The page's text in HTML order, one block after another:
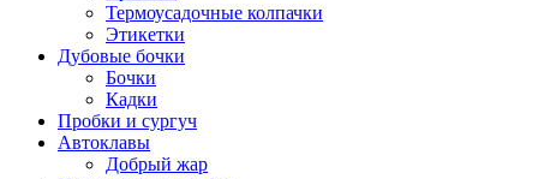
Термоусадочные колпачки
Этикетки
Дубовые бочки
Бочки
Кадки
Пробки и сургуч
Автоклавы
Добрый жар